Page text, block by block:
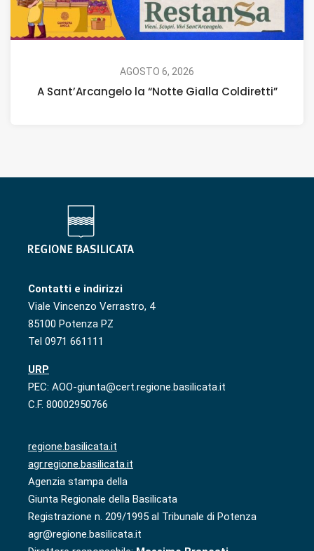
AGOSTO 6, 2026
A Sant’Arcangelo la “Notte Gialla Coldiretti”
Contatti e indirizzi
Viale Vincenzo Verrastro, 4
85100 Potenza PZ
Tel 0971 661111
URP
PEC: AOO-giunta@cert.regione.basilicata.it
C.F. 80002950766
regione.basilicata.it
agr.regione.basilicata.it
Agenzia stampa della
Giunta Regionale della Basilicata
Registrazione n. 209/1995 al Tribunale di Potenza
agr@regione.basilicata.it